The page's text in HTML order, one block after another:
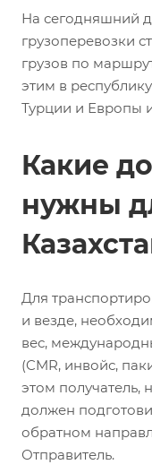
На сегодняшний
грузоперевозки
грузов по
этим в
Турции и Европы
Какие
нужны
Для
и везде,
вес,
(CMR, инвойс,
этом получатель,
должен
обратном
Отправитель.